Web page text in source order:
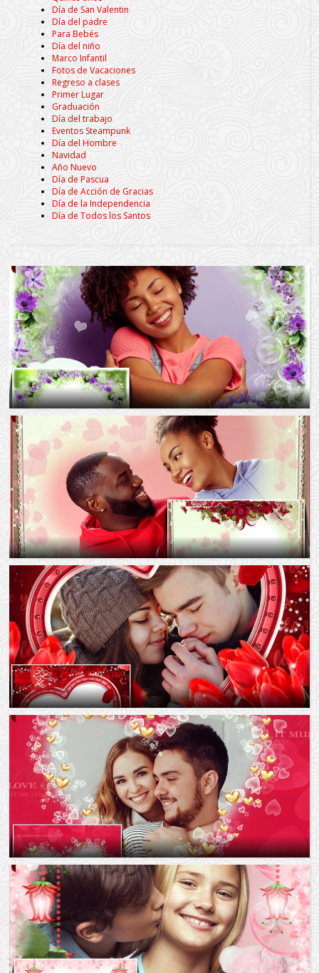
Día de San Valentin
Día del padre
Para Bebés
Día del niño
Marco Infantil
Fotos de Vacaciones
Regreso a clases
Primer Lugar
Graduación
Día del trabajo
Eventos Steampunk
Día del Hombre
Navidad
Año Nuevo
Día de Pascua
Día de Acción de Gracias
Día de la Independencia
Día de Todos los Santos